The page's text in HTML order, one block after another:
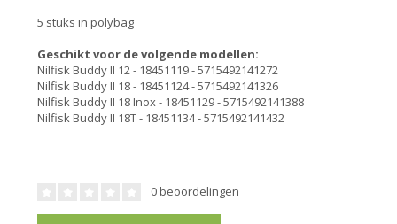
5 stuks in polybag
Geschikt voor de volgende modellen:
Nilfisk Buddy II 12 - 18451119 - 5715492141272
Nilfisk Buddy II 18 - 18451124 - 5715492141326
Nilfisk Buddy II 18 Inox - 18451129 - 5715492141388
Nilfisk Buddy II 18T - 18451134 - 5715492141432
0 beoordelingen